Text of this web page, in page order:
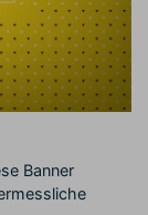
Banner